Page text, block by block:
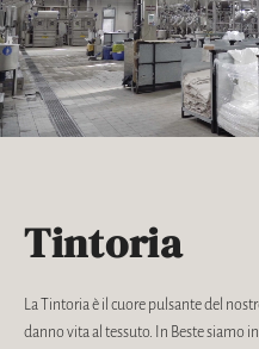
Tintoria
La Tintoria è il cuore pulsante del
danno vita al tessuto. In Beste siamo